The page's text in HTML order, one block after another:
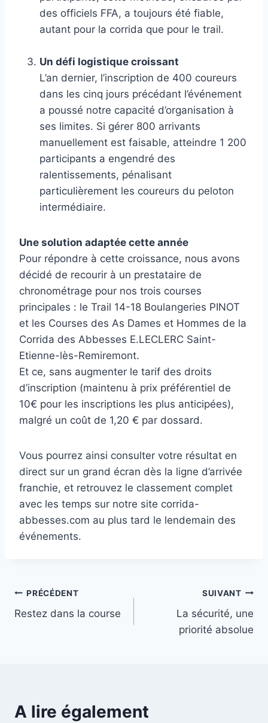
des officiels FFA, a toujours été fiable,
autant pour la corrida que pour le trail.
Un défi logistique croissant
L’an dernier, l’inscription de 400 coureurs
dans les cinq jours précédant l’événement
a poussé notre capacité d’organisation à
ses limites. Si gérer 800 arrivants
manuellement est faisable, atteindre 1 200
participants a engendré des
ralentissements, pénalisant
particulièrement les coureurs du peloton
intermédiaire.
Une solution adaptée cette année
Pour répondre à cette croissance, nous avons
décidé de recourir à un prestataire de
chronométrage pour nos trois courses
principales : le Trail 14-18 Boulangeries PINOT
et les Courses des As Dames et Hommes de la
Corrida des Abbesses E.LECLERC Saint-
Etienne-lès-Remiremont.
Et ce, sans augmenter le tarif des droits
d’inscription (maintenu à prix préférentiel de
10€ pour les inscriptions les plus anticipées),
malgré un coût de 1,20 € par dossard.
Vous pourrez ainsi consulter votre résultat en
direct sur un grand écran dès la ligne d’arrivée
franchie, et retrouvez le classement complet
avec les temps sur notre site corrida-
abbesses.com au plus tard le lendemain des
événements.
PRÉCÉDENT
Restez dans la course
SUIVANT
La sécurité, une
priorité absolue
A lire également